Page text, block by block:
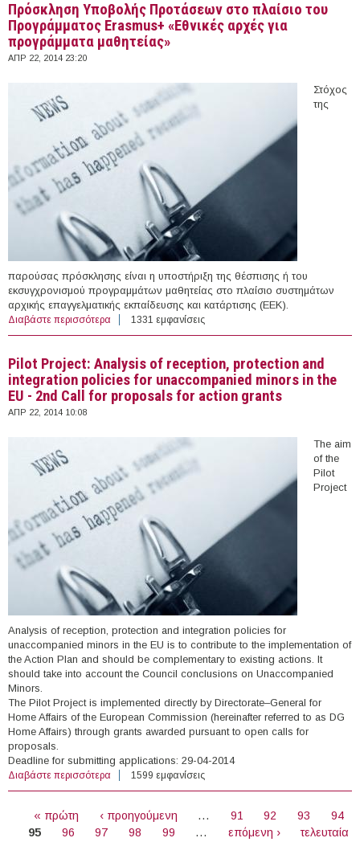
Πρόσκληση Υποβολής Προτάσεων στο πλαίσιο του
Προγράμματος Erasmus+ «Εθνικές αρχές για
προγράμματα μαθητείας»
ΑΠΡ 22, 2014 23:20
Στόχος
της
παρούσας πρόσκλησης είναι η υποστήριξη της θέσπισης ή του
εκσυγχρονισμού προγραμμάτων μαθητείας στο πλαίσιο συστημάτων
αρχικής επαγγελματικής εκπαίδευσης και κατάρτισης (ΕΕΚ).
Διαβάστε περισσότερα για Πρόσκληση Υποβολής Προτάσεων στο πλαίσιο του
Προγράμματος Erasmus+ «Εθνικές αρχές για
1331 εμφανίσεις
Pilot Project: Analysis of reception, protection and
integration policies for unaccompanied minors in the
EU - 2nd Call for proposals for action grants
ΑΠΡ 22, 2014 10:08
The aim
of the
Pilot
Project
Analysis of reception, protection and integration policies for
unaccompanied minors in the EU is to contribute to the implementation of
the Action Plan and should be complementary to existing actions. It
should take into account the Council conclusions on Unaccompanied
Minors.
The Pilot Project is implemented directly by Directorate–General for
Home Affairs of the European Commission (hereinafter referred to as DG
Home Affairs) through grants awarded pursuant to open calls for
proposals.
Deadline for submitting applications: 29-04-2014
Διαβάστε περισσότερα για Pilot Project: Analysis of reception, protection and
integration policies for unaccompanied minors in the EU
1599 εμφανίσεις
« πρώτη ‹ προηγούμενη … 91 92 93
94
95
96 97 98 99 … επόμενη ›
τελευταία